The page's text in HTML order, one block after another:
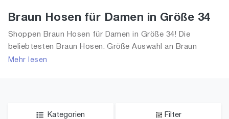
Braun Hosen für Damen in Größe 34
Shoppen Braun Hosen für Damen in Größe 34! Die
beliebtesten Braun Hosen. Größe Auswahl an Braun
Hosen in Größe 34 und alle Trends aus 2026 für Frauen!
Mehr lesen
Kategorien Filter